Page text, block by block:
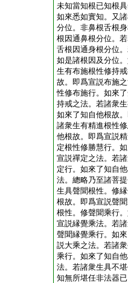
未知當知根已知根
如來悉如實知。又
分位。非鼻根舌根
根因通鼻根分位。
舌根因通身根分位
如是諸根因及分位
生有布施根性修持
故。即爲宣説布施
性修布施行。如來
持戒之法。若諸衆
如來了知自他根故
諸衆生有精進根性
他根故。即爲宣説
定根性修勝慧行。
宣説禪定之法。若
定行。如來了知自
法。總略乃至諸菩
生具聲聞根性。修
根故。即爲宣説聲
根性。修聲聞乘行
宣説縁覺乘法。若
聲聞縁覺乘行。如
説大乘之法。若諸
乘行。如來了知自
法。若諸衆生具不
知無所堪任非法器